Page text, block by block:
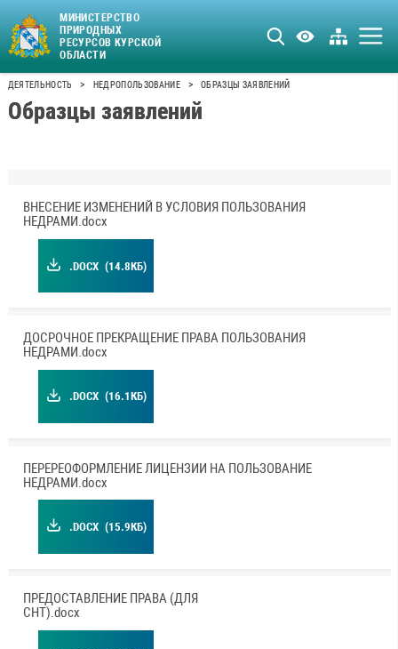
МИНИСТЕРСТВО
ПРИРОДНЫХ
РЕСУРСОВ КУРСКОЙ
ОБЛАСТИ
ДЕЯТЕЛЬНОСТЬ > НЕДРОПОЛЬЗОВАНИЕ > ОБРАЗЦЫ ЗАЯВЛЕНИЙ
Образцы заявлений
ВНЕСЕНИЕ ИЗМЕНЕНИЙ В УСЛОВИЯ ПОЛЬЗОВАНИЯ
НЕДРАМИ.docx
.DOCX (14.8КБ)
ДОСРОЧНОЕ ПРЕКРАЩЕНИЕ ПРАВА ПОЛЬЗОВАНИЯ
НЕДРАМИ.docx
.DOCX (16.1КБ)
ПЕРЕРЕОФОРМЛЕНИЕ ЛИЦЕНЗИИ НА ПОЛЬЗОВАНИЕ
НЕДРАМИ.docx
.DOCX (15.9КБ)
ПРЕДОСТАВЛЕНИЕ ПРАВА (ДЛЯ
СНТ).docx